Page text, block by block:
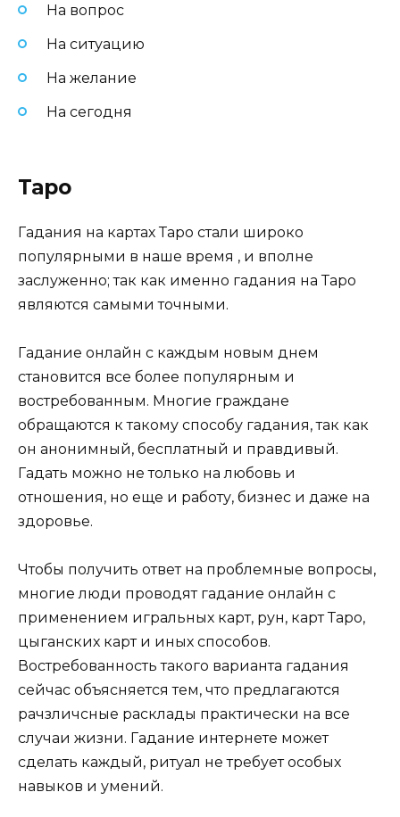
На вопрос
На ситуацию
На желание
На сегодня
Таро
Гадания на картах Таро стали широко
популярными в наше время , и вполне
заслуженно; так как именно гадания на Таро
являются самыми точными.
Гадание онлайн с каждым новым днем
становится все более популярным и
востребованным. Многие граждане
обращаются к такому способу гадания, так как
он анонимный, бесплатный и правдивый.
Гадать можно не только на любовь и
отношения, но еще и работу, бизнес и даже на
здоровье.
Чтобы получить ответ на проблемные вопросы,
многие люди проводят гадание онлайн с
применением игральных карт, рун, карт Таро,
цыганских карт и иных способов.
Востребованность такого варианта гадания
сейчас объясняется тем, что предлагаются
рачзличсные расклады практически на все
случаи жизни. Гадание интернете может
сделать каждый, ритуал не требует особых
навыков и умений.